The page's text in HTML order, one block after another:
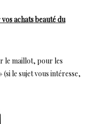
achats beauté du
le maillot, pour les
(si le sujet vous intéresse,